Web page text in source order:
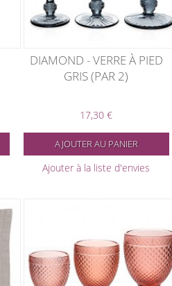
DIAMOND - VERRE À PIED
GRIS (PAR 2)
17,30 €
AJOUTER AU PANIER
Ajouter à la liste d'envies